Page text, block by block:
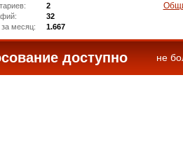
2
32
за месяц:
1.667
доступно не